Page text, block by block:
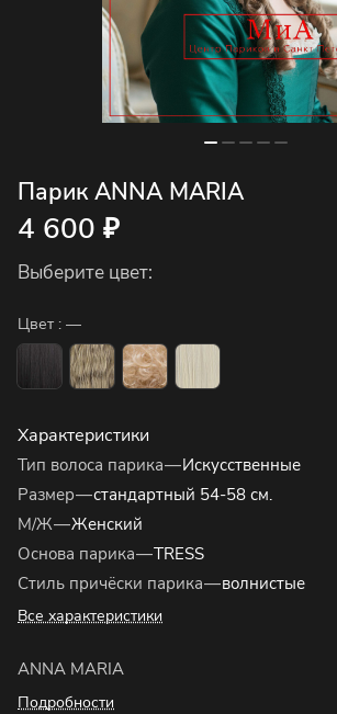
Парик ANNA MARIA
4 600 ₽
Выберите цвет:
Цвет : —
Характеристики
Тип волоса парика—Искусственные
Размер—стандартный 54-58 см.
М/Ж—Женский
Основа парика—TRESS
Стиль причёски парика—волнистые
Все характеристики
ANNA MARIA
Подробности